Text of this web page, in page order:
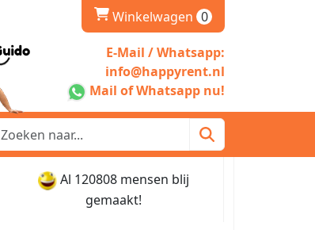
winkelwagen
Winkelwagen 0
E-Mail / Whatsapp:
info@happyrent.nl
Mail of Whatsapp nu!
Al 120808 mensen blij
gemaakt!